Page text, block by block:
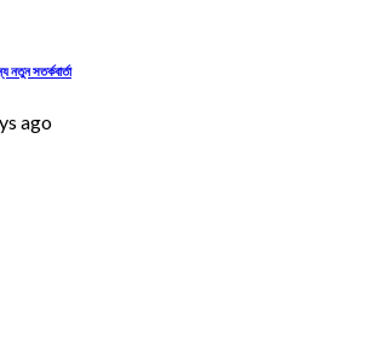
নতুন সতর্কবার্তা
ago